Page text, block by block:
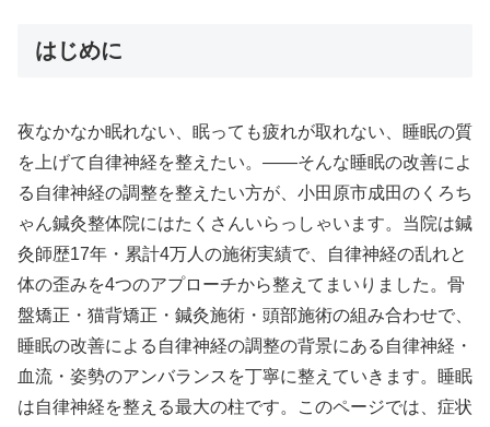
はじめに
夜なかなか眠れない、眠っても疲れが取れない、睡眠の質
を上げて自律神経を整えたい。——そんな睡眠の改善によ
る自律神経の調整を整えたい方が、小田原市成田のくろち
ゃん鍼灸整体院にはたくさんいらっしゃいます。当院は鍼
灸師歴17年・累計4万人の施術実績で、自律神経の乱れと
体の歪みを4つのアプローチから整えてまいりました。骨
盤矯正・猫背矯正・鍼灸施術・頭部施術の組み合わせで、
睡眠の改善による自律神経の調整の背景にある自律神経・
血流・姿勢のアンバランスを丁寧に整えていきます。睡眠
は自律神経を整える最大の柱です。このページでは、症状